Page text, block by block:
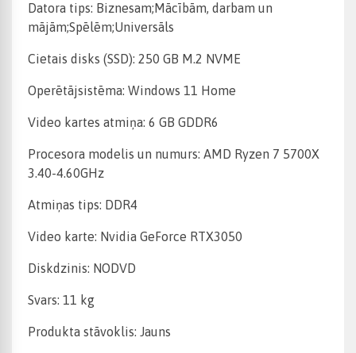
Datora tips: Biznesam;Mācībām, darbam un
mājām;Spēlēm;Universāls
Cietais disks (SSD): 250 GB M.2 NVME
Operētājsistēma: Windows 11 Home
Video kartes atmiņa: 6 GB GDDR6
Procesora modelis un numurs: AMD Ryzen 7 5700X
3.40-4.60GHz
Atmiņas tips: DDR4
Video karte: Nvidia GeForce RTX3050
Diskdzinis: NODVD
Svars: 11 kg
Produkta stāvoklis: Jauns